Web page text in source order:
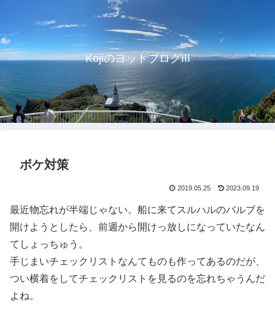
KojiのヨットブログIII
ボケ対策
2019.05.25 2023.09.19
最近物忘れが半端じゃない。船に来てスルハルのバルブを
開けようとしたら、前週から開けっ放しになっていたなん
てしょっちゅう。
手じまいチェックリストなんてものも作ってあるのだが、
つい横着をしてチェックリストを見るのを忘れちゃうんだ
よね。